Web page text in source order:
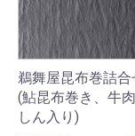
鵜舞屋昆布巻詰合
(鮎昆布巻き、牛
しん入り)